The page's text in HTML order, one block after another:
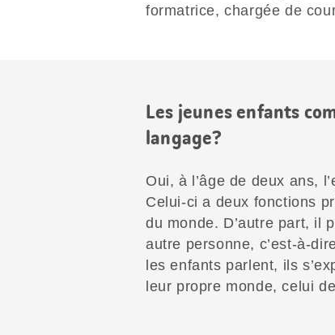
formatrice, chargée de
Les jeunes enfants
langage?
Oui, à l’âge de deux ans,
Celui-ci a deux fonctions
du monde. D’autre part, il
autre personne, c’est-à-
les enfants parlent, ils
leur propre monde, celui